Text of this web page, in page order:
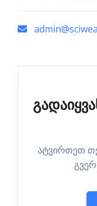
ატვირთეთ